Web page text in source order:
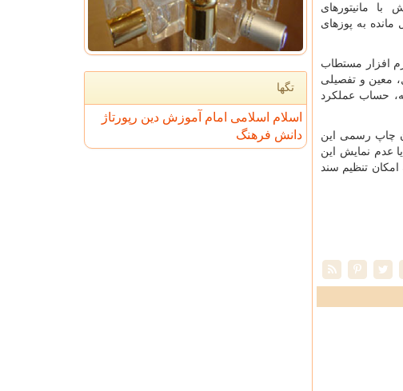
مانیتورهای
به پوزهای
افزار مستطاب
معین و تفصیلی
حساب عملکرد
چاپ رسمی این
عدم نمایش این
تنظیم سند
تگها
اسلام اسلامی امام آموزش دین رپورتاژ
دانش فرهنگ